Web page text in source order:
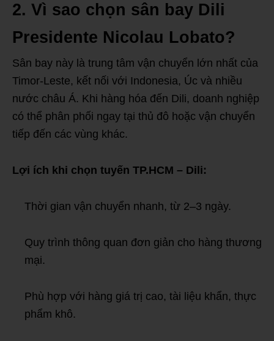
2. Vì sao chọn sân bay Dili
Presidente Nicolau Lobato?
Sân bay này là trung tâm vận chuyển lớn nhất của
Timor-Leste, kết nối với Indonesia, Úc và nhiều
nước châu Á. Khi hàng hóa đến Dili, doanh nghiệp
có thể phân phối ngay tại thủ đô hoặc vận chuyển
tiếp đến các vùng khác.
Lợi ích khi chọn tuyến TP.HCM – Dili:
Thời gian vận chuyển nhanh, từ 2–3 ngày.
Quy trình thông quan đơn giản cho hàng thương
mại.
Phù hợp với hàng giá trị cao, tài liệu khẩn, thực
phẩm khô.